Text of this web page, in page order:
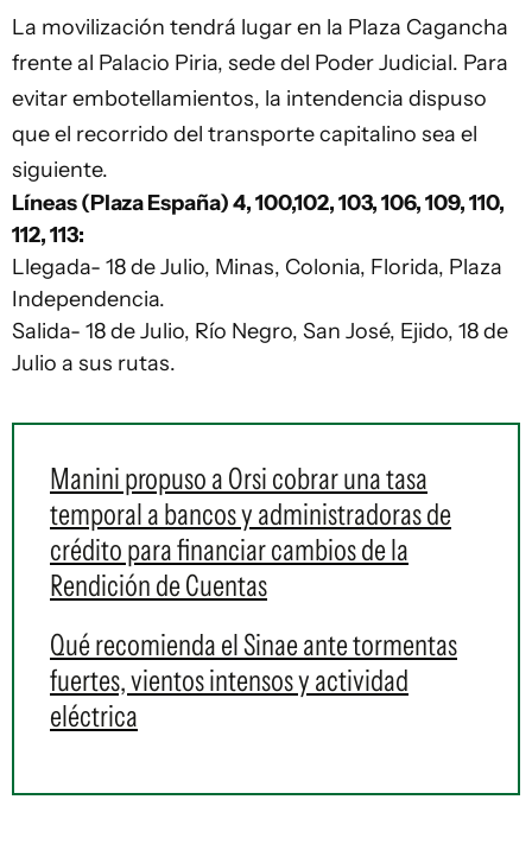
La movilización tendrá lugar en la Plaza Cagancha
frente al Palacio Piria, sede del Poder Judicial. Para
evitar embotellamientos, la intendencia dispuso
que el recorrido del transporte capitalino sea el
siguiente.
Líneas (Plaza España) 4, 100,102, 103, 106, 109, 110,
112, 113:
Llegada- 18 de Julio, Minas, Colonia, Florida, Plaza
Independencia.
Salida- 18 de Julio, Río Negro, San José, Ejido, 18 de
Julio a sus rutas.
Manini propuso a Orsi cobrar una tasa
temporal a bancos y administradoras de
crédito para financiar cambios de la
Rendición de Cuentas
Qué recomienda el Sinae ante tormentas
fuertes, vientos intensos y actividad
eléctrica